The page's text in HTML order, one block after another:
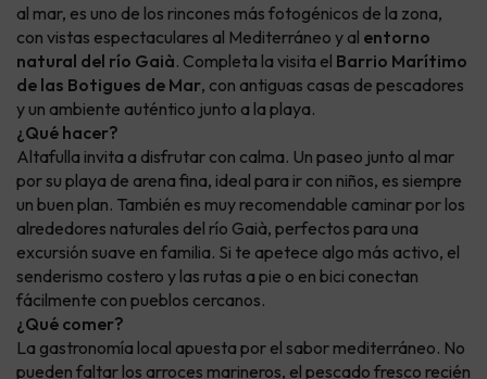
al mar, es uno de los rincones más fotogénicos de la zona,
con vistas espectaculares al Mediterráneo y al entorno
natural del río Gaià. Completa la visita el Barrio Marítimo
de las Botigues de Mar, con antiguas casas de pescadores
y un ambiente auténtico junto a la playa.
¿Qué hacer?
Altafulla invita a disfrutar con calma. Un paseo junto al mar
por su playa de arena fina, ideal para ir con niños, es siempre
un buen plan. También es muy recomendable caminar por los
alrededores naturales del río Gaià, perfectos para una
excursión suave en familia. Si te apetece algo más activo, el
senderismo costero y las rutas a pie o en bici conectan
fácilmente con pueblos cercanos.
¿Qué comer?
La gastronomía local apuesta por el sabor mediterráneo. No
pueden faltar los arroces marineros, el pescado fresco recién